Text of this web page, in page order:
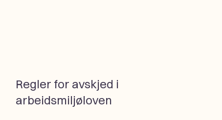
Regler for avskjed i
arbeidsmiljøloven